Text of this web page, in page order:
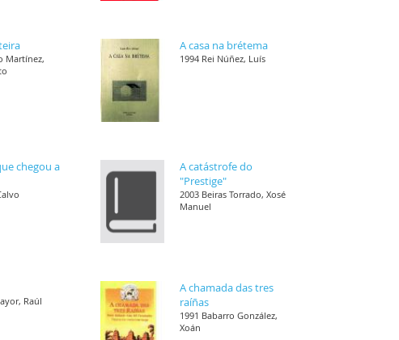
Martínez,
A casa na brétema
1994 Rei Núñez, Luís
chegou a
A catástrofe do
"Prestige"
2003 Beiras Torrado, Xosé
Manuel
Raúl
A chamada das tres
raíñas
1991 Babarro González,
Xoán